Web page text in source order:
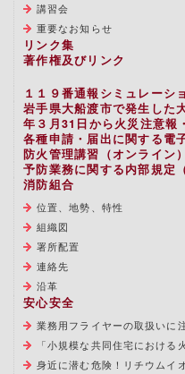
講習会
重要なお知らせ
リンク集
著作権及びリンク
１１９番通報シミュレーシ
岩手県大船渡市で発生した
年３月31日から火災注意報
各種申請・届出に関する電
防火管理講習（オンライン
予防業務に関する内部規定
消防組合
位置、地勢、特性
組織図
署所配置
連絡先
沿革
安心安全
業務用フライヤーの取扱いに
「小規模な共同住宅における
身近に潜む危険！リチウムイ